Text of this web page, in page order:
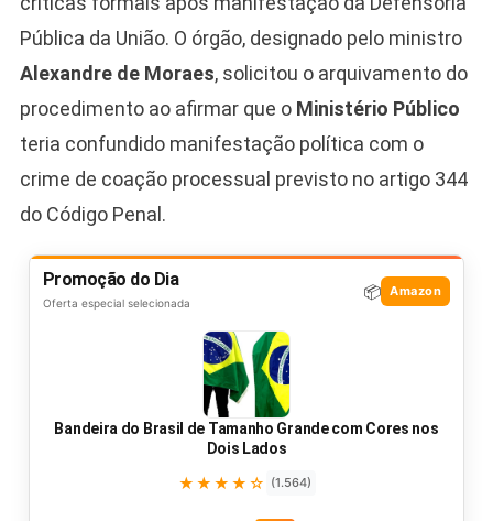
Pública da União. O órgão, designado pelo ministro
Alexandre de Moraes, solicitou o arquivamento do
procedimento ao afirmar que o Ministério Público
teria confundido manifestação política com o
crime de coação processual previsto no artigo 344
do Código Penal.
Promoção do Dia
Oferta especial selecionada
📦 Amazon
Bandeira do Brasil de Tamanho Grande com Cores nos
Dois Lados
★★★★☆ (1.564)